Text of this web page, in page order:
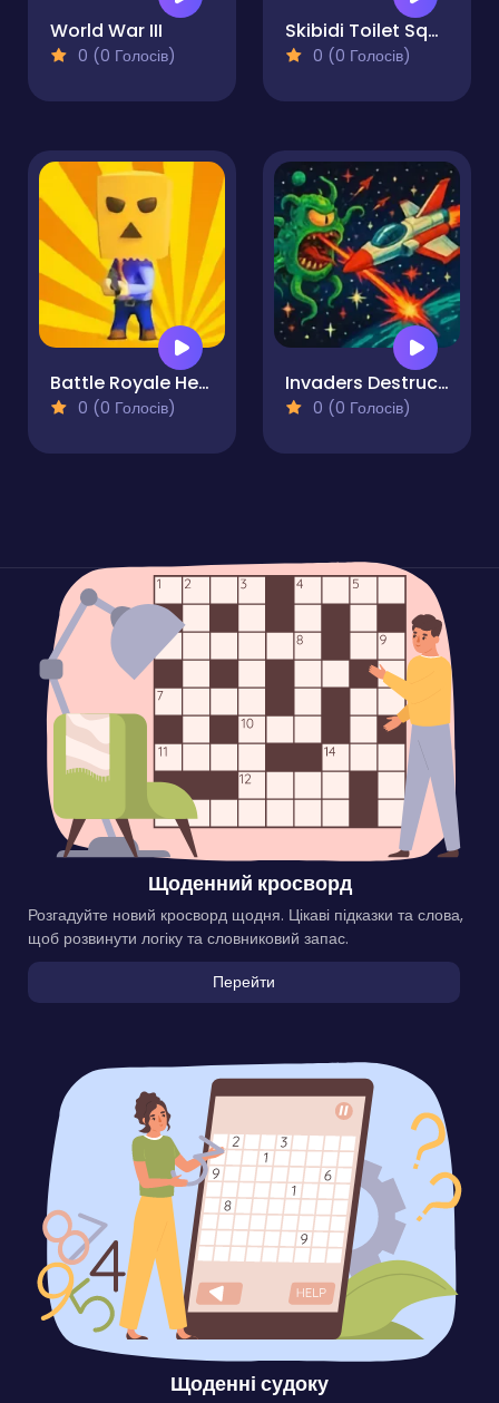
World War III
0 (0 Голосів)
Skibidi Toilet Squid Game Red Light
0 (0 Голосів)
Battle Royale Heroes
0 (0 Голосів)
Invaders Destruction
0 (0 Голосів)
Щоденний кросворд
Розгадуйте новий кросворд щодня. Цікаві підказки та слова,
щоб розвинути логіку та словниковий запас.
Перейти
Щоденні судоку